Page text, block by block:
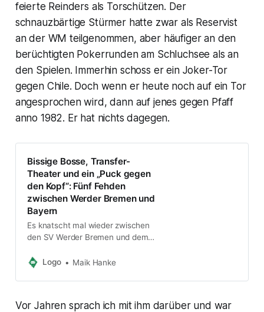
feierte Reinders als Torschützen. Der
schnauzbärtige Stürmer hatte zwar als Reservist
an der WM teilgenommen, aber häufiger an den
berüchtigten Pokerrunden am Schluchsee als an
den Spielen. Immerhin schoss er ein Joker-Tor
gegen Chile. Doch wenn er heute noch auf ein Tor
angesprochen wird, dann auf jenes gegen Pfaff
anno 1982. Er hat nichts dagegen.
Bissige Bosse, Transfer-
Theater und ein „Puck gegen
den Kopf“: Fünf Fehden
zwischen Werder Bremen und
Bayern
Es knatscht mal wieder zwischen
den SV Werder Bremen und dem
einen Blick zurück auf fünf große
Clubs.
Logo Maik Hanke
Vor Jahren sprach ich mit ihm darüber und war